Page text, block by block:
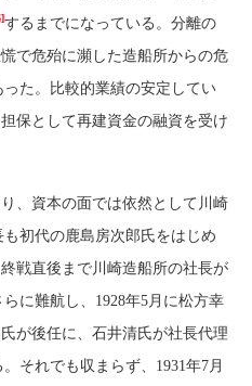
するまでになっている。分離の
で危殆に瀕した造船所からの危
った。比較的業績の安定してい
保として再建資金の融資を受け
、資本の面では依然として川崎
も初代の鹿島房次郎氏をはじめ
戦直後まで川崎造船所の社長が
に難航し、1928年5月に松方幸
が後任に、石井清氏が社長代理
それでも収まらず、1931年7月